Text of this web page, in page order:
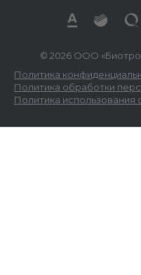
© 2026 ООО
Политика
Политика обработки
Политика